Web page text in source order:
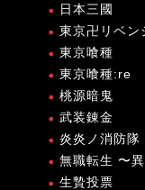
日本三國
東京卍リベン
東京喰種
東京喰種:re
桃源暗鬼
武装錬金
炎炎ノ消防隊
無職転生 〜
生贄投票